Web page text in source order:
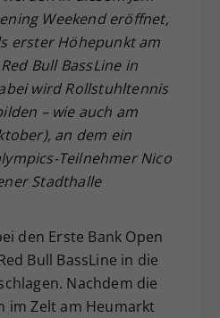
Weekend eröffnet,
erster Höhepunkt am
Bull BassLine in
wird Rollstuhltennis
– wie auch am
an dem ein
Teilnehmer Nico
Stadthalle
den Erste Bank Open
Bull BassLine in die
Nachdem die
im Zelt am Heumarkt
speichert Ihre Consent-
Unter anderem eine
ID, für die
Speicherung Ihrer
Betreiber dies eingestellt